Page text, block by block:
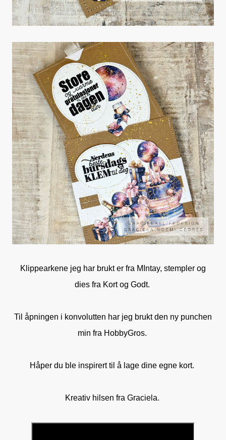
Klippearkene jeg har brukt er fra MIntay, stempler og
dies fra Kort og Godt.
Til åpningen i konvolutten har jeg brukt den ny punchen
min fra HobbyGros.
Håper du ble inspirert til å lage dine egne kort.
Kreativ hilsen fra Graciela.